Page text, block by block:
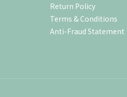
Return Policy
Terms & Conditions
Anti-Fraud Statement